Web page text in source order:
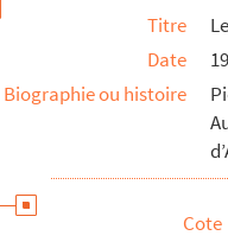
de ménage, Le plaisir de
révolution française (1973)
Titre
Date
Biographie ou histoire
Cote